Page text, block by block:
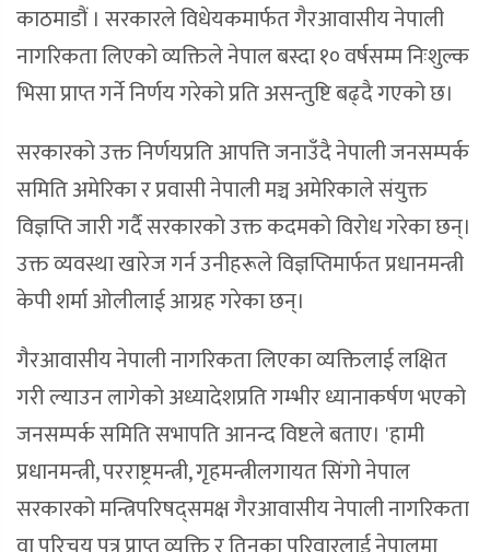
काठमाडौं । सरकारले विधेयकमार्फत गैरआवासीय नेपाली
नागरिकता लिएको व्यक्तिले नेपाल बस्दा १० वर्षसम्म निःशुल्क
भिसा प्राप्त गर्ने निर्णय गरेको प्रति असन्तुष्टि बढ्दै गएको छ।
सरकारको उक्त निर्णयप्रति आपत्ति जनाउँदै नेपाली जनसम्पर्क
समिति अमेरिका र प्रवासी नेपाली मञ्च अमेरिकाले संयुक्त
विज्ञप्ति जारी गर्दै सरकारको उक्त कदमको विरोध गरेका छन्।
उक्त व्यवस्था खारेज गर्न उनीहरूले विज्ञप्तिमार्फत प्रधानमन्त्री
केपी शर्मा ओलीलाई आग्रह गरेका छन्।
गैरआवासीय नेपाली नागरिकता लिएका व्यक्तिलाई लक्षित
गरी ल्याउन लागेको अध्यादेशप्रति गम्भीर ध्यानाकर्षण भएको
जनसम्पर्क समिति सभापति आनन्द विष्टले बताए। 'हामी
प्रधानमन्त्री, परराष्ट्रमन्त्री, गृहमन्त्रीलगायत सिंगो नेपाल
सरकारको मन्त्रिपरिषद्समक्ष गैरआवासीय नेपाली नागरिकता